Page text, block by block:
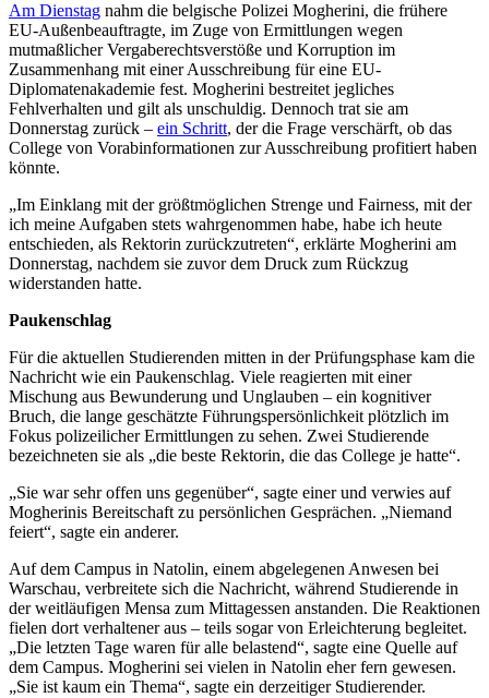
Am Dienstag nahm die belgische Polizei Mogherini, die frühere
EU-Außenbeauftragte, im Zuge von Ermittlungen wegen
mutmaßlicher Vergaberechtsverstöße und Korruption im
Zusammenhang mit einer Ausschreibung für eine EU-
Diplomatenakademie fest. Mogherini bestreitet jegliches
Fehlverhalten und gilt als unschuldig. Dennoch trat sie am
Donnerstag zurück – ein Schritt, der die Frage verschärft, ob das
College von Vorabinformationen zur Ausschreibung profitiert haben
könnte.
„Im Einklang mit der größtmöglichen Strenge und Fairness, mit der
ich meine Aufgaben stets wahrgenommen habe, habe ich heute
entschieden, als Rektorin zurückzutreten“, erklärte Mogherini am
Donnerstag, nachdem sie zuvor dem Druck zum Rückzug
widerstanden hatte.
Paukenschlag
Für die aktuellen Studierenden mitten in der Prüfungsphase kam die
Nachricht wie ein Paukenschlag. Viele reagierten mit einer
Mischung aus Bewunderung und Unglauben – ein kognitiver
Bruch, die lange geschätzte Führungspersönlichkeit plötzlich im
Fokus polizeilicher Ermittlungen zu sehen. Zwei Studierende
bezeichneten sie als „die beste Rektorin, die das College je hatte“.
„Sie war sehr offen uns gegenüber“, sagte einer und verwies auf
Mogherinis Bereitschaft zu persönlichen Gesprächen. „Niemand
feiert“, sagte ein anderer.
Auf dem Campus in Natolin, einem abgelegenen Anwesen bei
Warschau, verbreitete sich die Nachricht, während Studierende in
der weitläufigen Mensa zum Mittagessen anstanden. Die Reaktionen
fielen dort verhaltener aus – teils sogar von Erleichterung begleitet.
„Die letzten Tage waren für alle belastend“, sagte eine Quelle auf
dem Campus. Mogherini sei vielen in Natolin eher fern gewesen.
„Sie ist kaum ein Thema“, sagte ein derzeitiger Studierender.